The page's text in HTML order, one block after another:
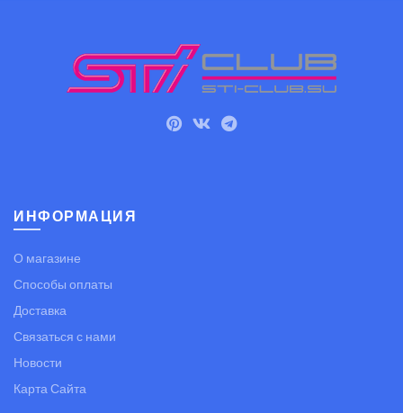
ИНФОРМАЦИЯ
О магазине
Способы оплаты
Доставка
Связаться с нами
Новости
Карта Сайта